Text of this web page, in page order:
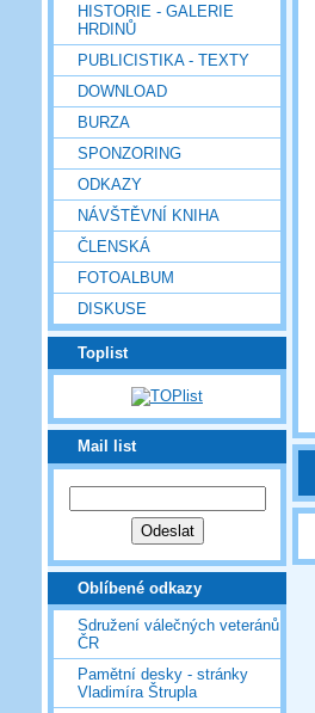
HISTORIE - GALERIE
HRDINŮ
PUBLICISTIKA - TEXTY
DOWNLOAD
BURZA
SPONZORING
ODKAZY
NÁVŠTĚVNÍ KNIHA
ČLENSKÁ
FOTOALBUM
DISKUSE
Toplist
Mail list
Oblíbené odkazy
Sdružení válečných veteránů
ČR
Pamětní desky - stránky
Vladimíra Štrupla